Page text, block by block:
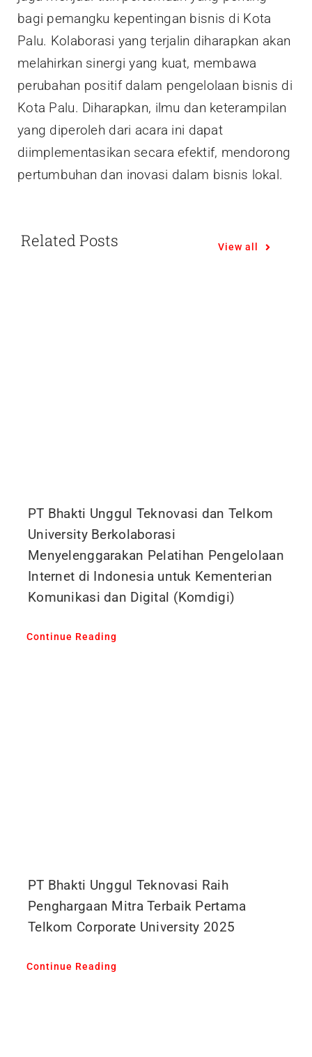
bagi pemangku kepentingan bisnis di Kota
Palu. Kolaborasi yang terjalin diharapkan akan
melahirkan sinergi yang kuat, membawa
perubahan positif dalam pengelolaan bisnis di
Kota Palu. Diharapkan, ilmu dan keterampilan
yang diperoleh dari acara ini dapat
diimplementasikan secara efektif, mendorong
pertumbuhan dan inovasi dalam bisnis lokal.
Related Posts View all
PT Bhakti Unggul Teknovasi dan Telkom
University Berkolaborasi
Menyelenggarakan Pelatihan Pengelolaan
Internet di Indonesia untuk Kementerian
Komunikasi dan Digital (Komdigi)
Continue Reading
PT Bhakti Unggul Teknovasi Raih
Penghargaan Mitra Terbaik Pertama
Telkom Corporate University 2025
Continue Reading